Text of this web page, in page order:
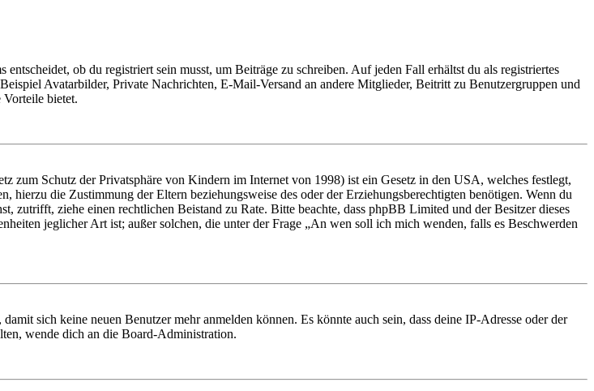
ob du registriert sein musst, um Beiträge zu schreiben. Auf jeden Fall erhältst du als registriertes
Avatarbilder, Private Nachrichten, E-Mail-Versand an andere Mitglieder, Beitritt zu Benutzergruppen und
bietet.
zum Schutz der Privatsphäre von Kindern im Internet von 1998) ist ein Gesetz in den USA, welches festlegt,
hierzu die Zustimmung der Eltern beziehungsweise des oder der Erziehungsberechtigten benötigen. Wenn du
zutrifft, ziehe einen rechtlichen Beistand zu Rate. Bitte beachte, dass phpBB Limited und der Besitzer dieses
jeglicher Art ist; außer solchen, die unter der Frage „An wen soll ich mich wenden, falls es Beschwerden
sich keine neuen Benutzer mehr anmelden können. Es könnte auch sein, dass deine IP-Adresse oder der
wende dich an die Board-Administration.